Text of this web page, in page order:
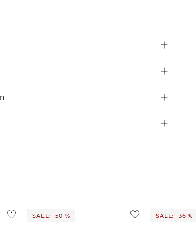
Ausland findest duhier
SALE: -50 % SALE: -36 %